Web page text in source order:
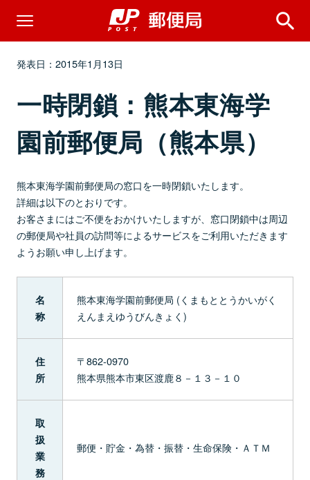
発表日：2015年1月13日
一時閉鎖：熊本東海学
園前郵便局（熊本県）
熊本東海学園前郵便局の窓口を一時閉鎖いたします。
詳細は以下のとおりです。
お客さまにはご不便をおかけいたしますが、窓口閉鎖中は周辺
の郵便局や社員の訪問等によるサービスをご利用いただきます
ようお願い申し上げます。
名
称
熊本東海学園前郵便局 (くまもととうかいがく
えんまえゆうびんきょく)
住
所
〒862-0970
熊本県熊本市東区渡鹿８－１３－１０
取
扱
業
務
郵便・貯金・為替・振替・生命保険・ＡＴＭ